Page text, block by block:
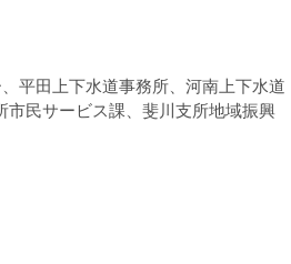
平田上下水道事務所、河南上下水道
民サービス課、斐川支所地域振興